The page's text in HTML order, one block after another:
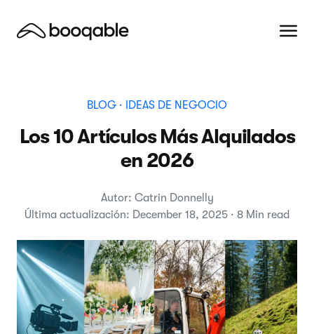
BLOG · IDEAS DE NEGOCIO
Los 10 Artículos Más Alquilados
en 2026
Autor: Catrin Donnelly
Última actualización: December 18, 2025 · 8 Min read